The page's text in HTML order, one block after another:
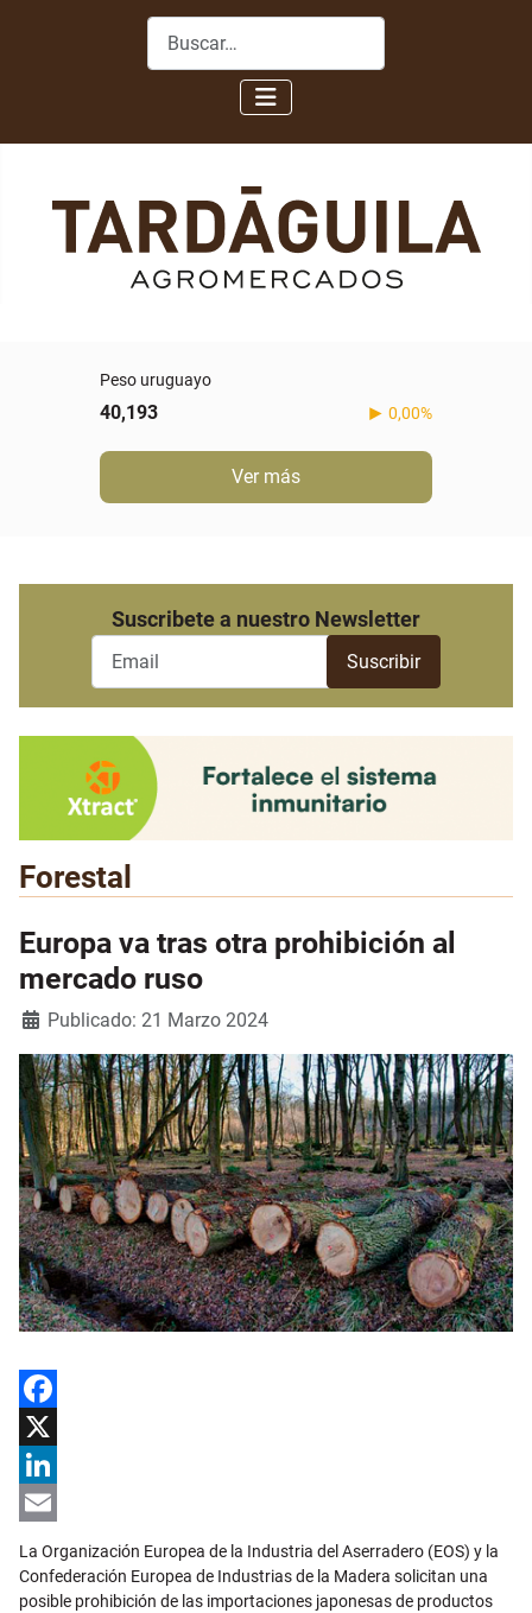
Buscar
Peso uruguayo
40,193 0,00%
Ver más
Suscribete a nuestro Newsletter
Forestal
Europa va tras otra prohibición al
mercado ruso
Detalles
Publicado: 21 Marzo 2024
Facebook
X
LinkedIn
La Organización Europea de la Industria del Aserradero (EOS) y la
Confederación Europea de Industrias de la Madera solicitan una
posible prohibición de las importaciones japonesas de productos